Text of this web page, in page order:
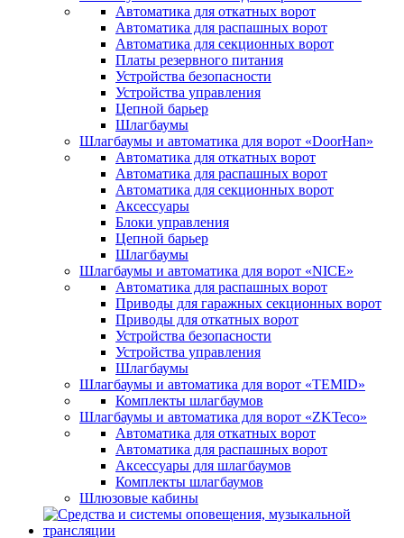
Автоматика для откатных ворот
Автоматика для распашных ворот
Автоматика для секционных ворот
Платы резервного питания
Устройства безопасности
Устройства управления
Цепной барьер
Шлагбаумы
Шлагбаумы и автоматика для ворот «DoorHan»
Автоматика для откатных ворот
Автоматика для распашных ворот
Автоматика для секционных ворот
Аксессуары
Блоки управления
Цепной барьер
Шлагбаумы
Шлагбаумы и автоматика для ворот «NICE»
Автоматика для распашных ворот
Приводы для гаражных секционных ворот
Приводы для откатных ворот
Устройства безопасности
Устройства управления
Шлагбаумы
Шлагбаумы и автоматика для ворот «TEMID»
Комплекты шлагбаумов
Шлагбаумы и автоматика для ворот «ZKTeco»
Автоматика для откатных ворот
Автоматика для распашных ворот
Аксессуары для шлагбаумов
Комплекты шлагбаумов
Шлюзовые кабины